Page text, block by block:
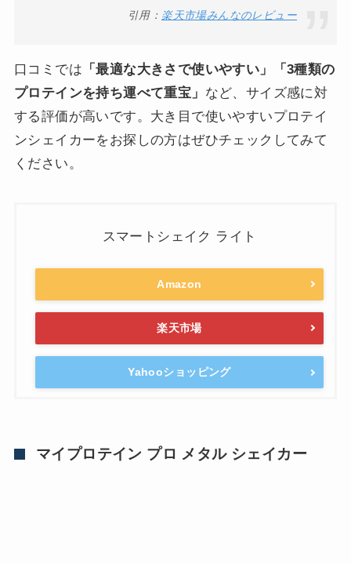
引用： 楽天市場みんなのレビュー
口コミでは 「最適な大きさで使いやすい」「3種類の
プロテインを持ち運べて重宝」 など、サイズ感に対
する評価が高いです。大き目で使いやすいプロテイ
ンシェイカーをお探しの方はぜひチェックしてみて
ください。
スマートシェイク ライト
Amazon
楽天市場
Yahooショッピング
マイプロテイン プロ メタル シェイカー